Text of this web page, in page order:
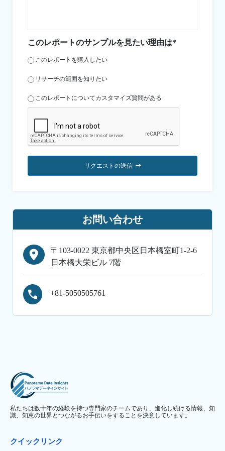
このレポートのサンプルを見たい理由は*
このレポートを購入したい
リサーチの範囲を知りたい
このレポートについてカスタマイズ質問がある
リクエストの送信
お問い合わせ
〒103-0022 東京都中央区日本橋室町1-2-6
日本橋大栄ビル 7階
+81-5050505761
私たちは数十年の経験を持つ専門家のチームであり、進化し続ける情報、知
識、知恵の世界とつながるお手伝いをすることを決意しています。
クイックリンク